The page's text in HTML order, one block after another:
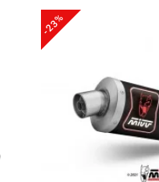
-23%